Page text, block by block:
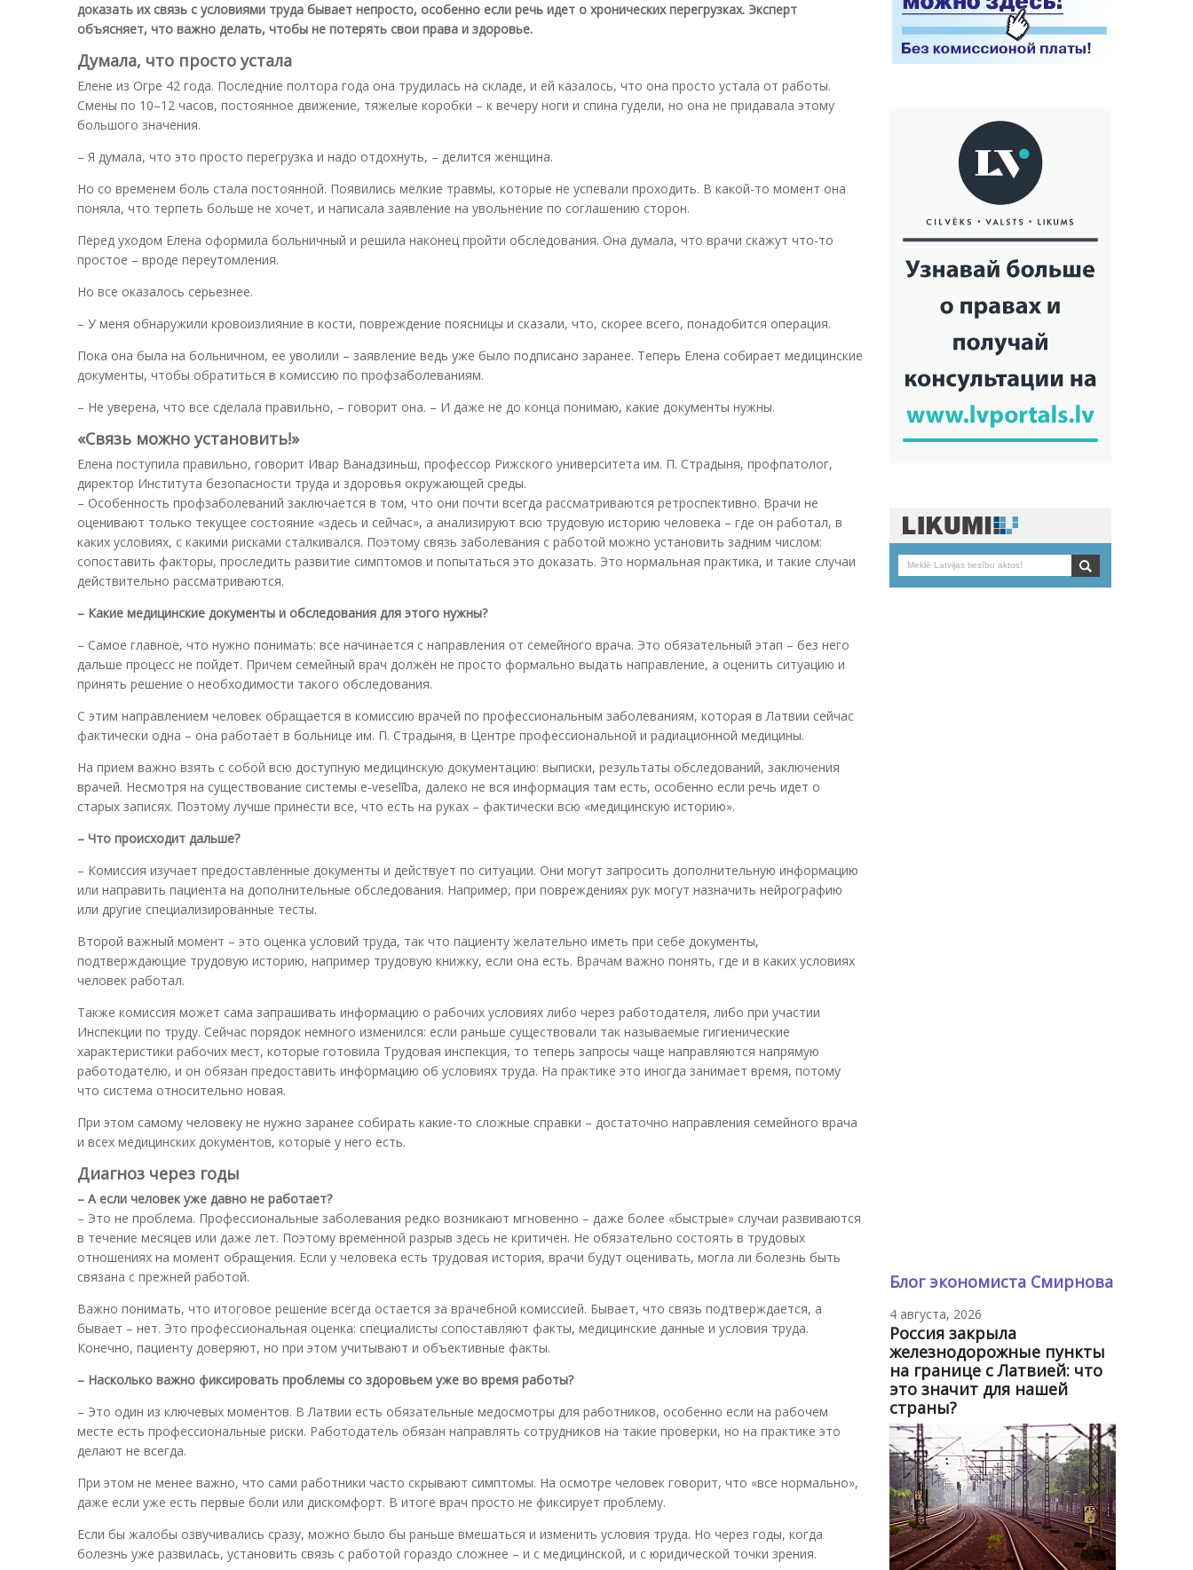
доказать их связь с условиями труда бывает непросто, особенно если речь идет о хронических перегрузках. Эксперт
объясняет, что важно делать, чтобы не потерять свои права и здоровье.
Думала, что просто устала
Елене из Огре 42 года. Последние полтора года она трудилась на складе, и ей казалось, что она просто устала от работы.
Смены по 10–12 часов, постоянное движение, тяжелые коробки – к вечеру ноги и спина гудели, но она не придавала этому
большого значения.
– Я думала, что это просто перегрузка и надо отдохнуть, – делится женщина.
Но со временем боль стала постоянной. Появились мелкие травмы, которые не успевали проходить. В какой-то момент она
поняла, что терпеть больше не хочет, и написала заявление на увольнение по соглашению сторон.
Перед уходом Елена оформила больничный и решила наконец пройти обследования. Она думала, что врачи скажут что-то
простое – вроде переутомления.
Но все оказалось серьезнее.
– У меня обнаружили кровоизлияние в кости, повреждение поясницы и сказали, что, скорее всего, понадобится операция.
Пока она была на больничном, ее уволили – заявление ведь уже было подписано заранее. Теперь Елена собирает медицинские
документы, чтобы обратиться в комиссию по профзаболеваниям.
– Не уверена, что все сделала правильно, – говорит она. – И даже не до конца понимаю, какие документы нужны.
«Связь можно установить!»
Елена поступила правильно, говорит Ивар Ванадзиньш, профессор Рижского университета им. П. Страдыня, профпатолог,
директор Института безопасности труда и здоровья окружающей среды.
– Особенность профзаболеваний заключается в том, что они почти всегда рассматриваются ретроспективно. Врачи не
оценивают только текущее состояние «здесь и сейчас», а анализируют всю трудовую историю человека – где он работал, в
каких условиях, с какими рисками сталкивался. Поэтому связь заболевания с работой можно установить задним числом:
сопоставить факторы, проследить развитие симптомов и попытаться это доказать. Это нормальная практика, и такие случаи
действительно рассматриваются.
– Какие медицинские документы и обследования для этого нужны?
– Самое главное, что нужно понимать: все начинается с направления от семейного врача. Это обязательный этап – без него
дальше процесс не пойдет. Причем семейный врач должен не просто формально выдать направление, а оценить ситуацию и
принять решение о необходимости такого обследования.
С этим направлением человек обращается в комиссию врачей по профессиональным заболеваниям, которая в Латвии сейчас
фактически одна – она работает в больнице им. П. Страдыня, в Центре профессиональной и радиационной медицины.
На прием важно взять с собой всю доступную медицинскую документацию: выписки, результаты обследований, заключения
врачей. Несмотря на существование системы e-veselība, далеко не вся информация там есть, особенно если речь идет о
старых записях. Поэтому лучше принести все, что есть на руках – фактически всю «медицинскую историю».
– Что происходит дальше?
– Комиссия изучает предоставленные документы и действует по ситуации. Они могут запросить дополнительную информацию
или направить пациента на дополнительные обследования. Например, при повреждениях рук могут назначить нейрографию
или другие специализированные тесты.
Второй важный момент – это оценка условий труда, так что пациенту желательно иметь при себе документы,
подтверждающие трудовую историю, например трудовую книжку, если она есть. Врачам важно понять, где и в каких условиях
человек работал.
Также комиссия может сама запрашивать информацию о рабочих условиях либо через работодателя, либо при участии
Инспекции по труду. Сейчас порядок немного изменился: если раньше существовали так называемые гигиенические
характеристики рабочих мест, которые готовила Трудовая инспекция, то теперь запросы чаще направляются напрямую
работодателю, и он обязан предоставить информацию об условиях труда. На практике это иногда занимает время, потому
что система относительно новая.
При этом самому человеку не нужно заранее собирать какие-то сложные справки – достаточно направления семейного врача
и всех медицинских документов, которые у него есть.
Диагноз через годы
– А если человек уже давно не работает?
– Это не проблема. Профессиональные заболевания редко возникают мгновенно – даже более «быстрые» случаи развиваются
в течение месяцев или даже лет. Поэтому временной разрыв здесь не критичен. Не обязательно состоять в трудовых
отношениях на момент обращения. Если у человека есть трудовая история, врачи будут оценивать, могла ли болезнь быть
связана с прежней работой.
Важно понимать, что итоговое решение всегда остается за врачебной комиссией. Бывает, что связь подтверждается, а
бывает – нет. Это профессиональная оценка: специалисты сопоставляют факты, медицинские данные и условия труда.
Конечно, пациенту доверяют, но при этом учитывают и объективные факты.
– Насколько важно фиксировать проблемы со здоровьем уже во время работы?
– Это один из ключевых моментов. В Латвии есть обязательные медосмотры для работников, особенно если на рабочем
месте есть профессиональные риски. Работодатель обязан направлять сотрудников на такие проверки, но на практике это
делают не всегда.
При этом не менее важно, что сами работники часто скрывают симптомы. На осмотре человек говорит, что «все нормально»,
даже если уже есть первые боли или дискомфорт. В итоге врач просто не фиксирует проблему.
Если бы жалобы озвучивались сразу, можно было бы раньше вмешаться и изменить условия труда. Но через годы, когда
болезнь уже развилась, установить связь с работой гораздо сложнее – и с медицинской, и с юридической точки зрения.
Блог экономиста Смирнова
4 августа, 2026
Россия закрыла
железнодорожные пункты
на границе с Латвией: что
это значит для нашей
страны?